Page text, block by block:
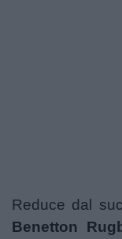
Reduce dal
Benetton